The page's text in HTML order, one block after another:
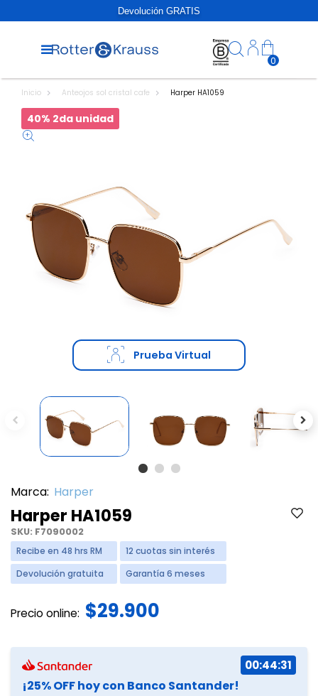
Devolución GRATIS
0
Inicio Anteojos sol cristal cafe Harper HA1059
40% 2da unidad
Prueba Virtual
Previous
Marca: Harper
Harper HA1059
SKU: F7090002
Recibe en 48 hrs RM
12 cuotas sin interés
Devolución gratuita
Garantía 6 meses
Precio online: $29.900
00:44:31
¡25% OFF hoy con Banco Santander!